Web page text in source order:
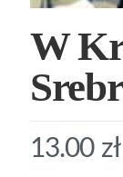
W
13.00 zł